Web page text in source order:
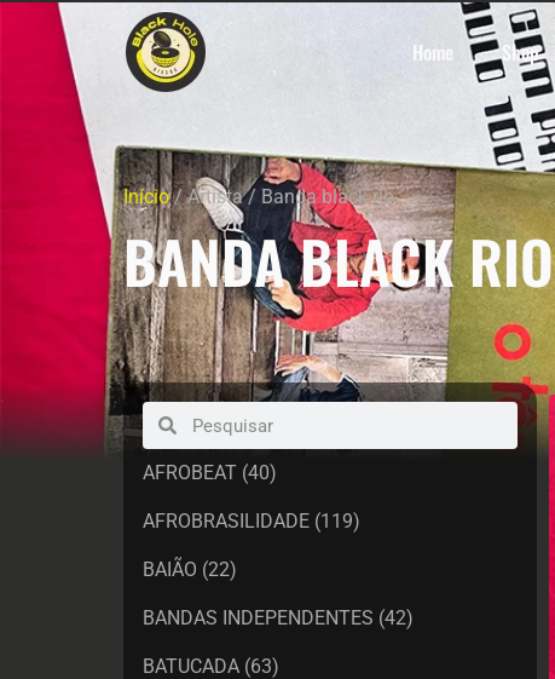
Home Shop
Início/ Artista / Banda black rio
BANDA BLACK RIO
AFROBEAT (40)
AFROBRASILIDADE (119)
BAIÃO (22)
BANDAS INDEPENDENTES (42)
BATUCADA (63)